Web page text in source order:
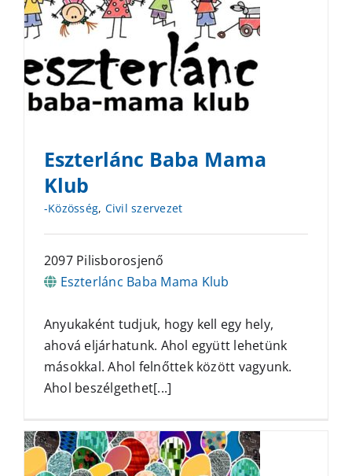
Eszterlánc Baba Mama
Klub
-Közösség, Civil szervezet
2097 Pilisborosjenő
Eszterlánc Baba Mama Klub
Anyukaként tudjuk, hogy kell egy hely,
ahová eljárhatunk. Ahol együtt lehetünk
másokkal. Ahol felnőttek között vagyunk.
Ahol beszélgethet[...]